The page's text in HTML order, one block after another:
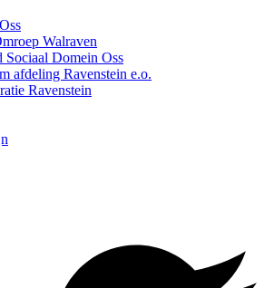
Walraven
Sociaal Domein Oss
afdeling Ravenstein e.o.
Ravenstein